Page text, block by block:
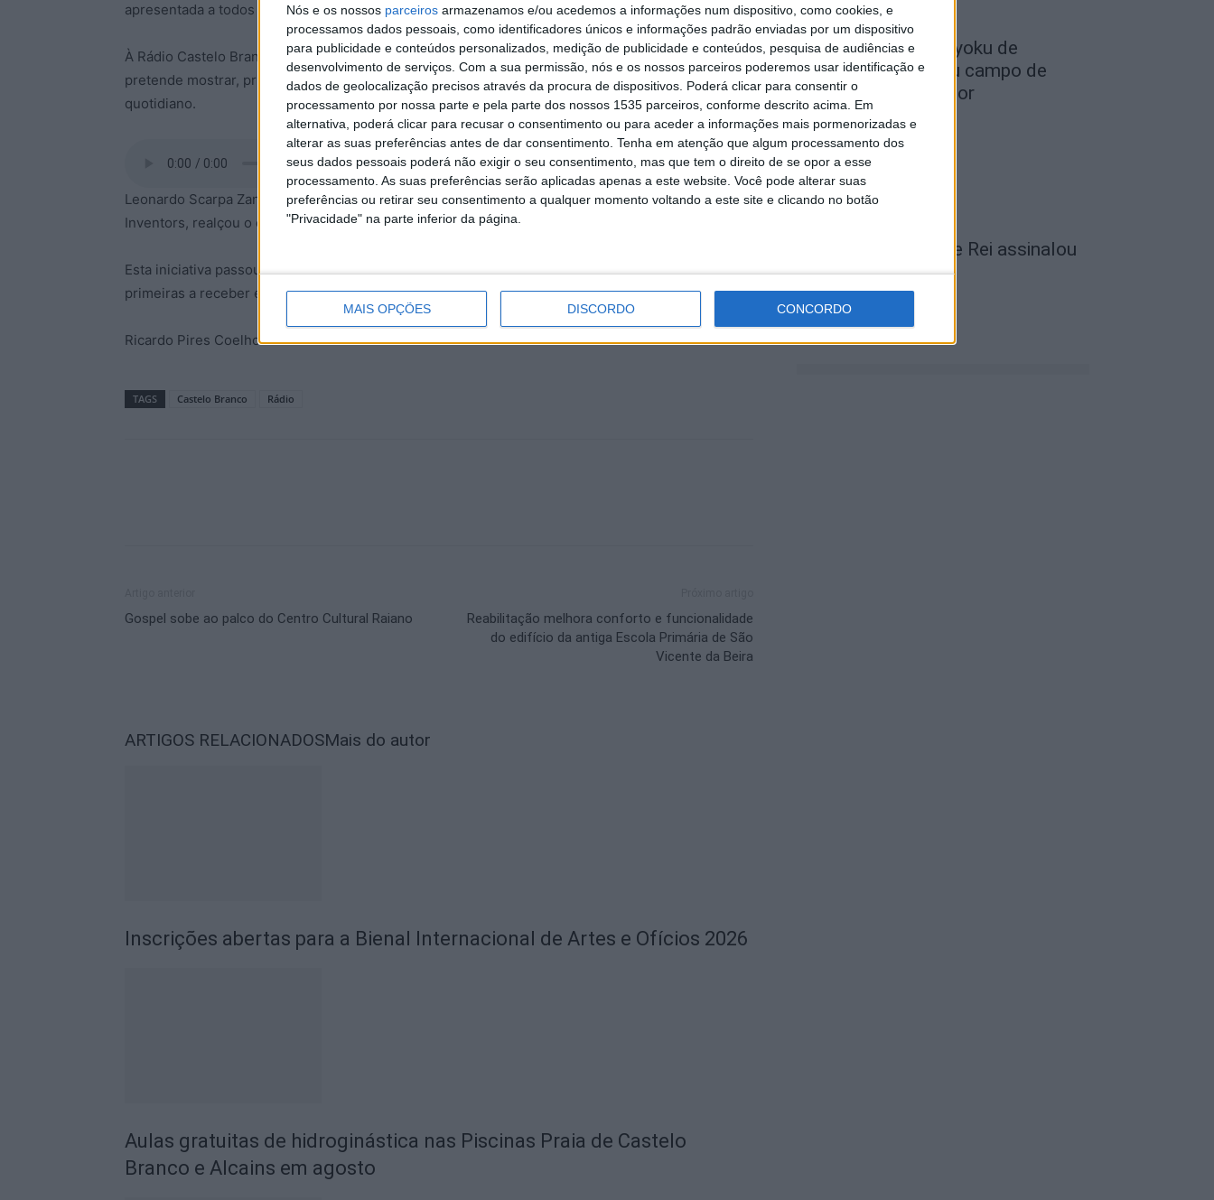
Nós e os nossos parceiros armazenamos e/ou acedemos a informações num dispositivo, como cookies, e
processamos dados pessoais, como identificadores únicos e informações padrão enviadas por um dispositivo
para publicidade e conteúdos personalizados, medição de publicidade e conteúdos, pesquisa de audiências e
desenvolvimento de serviços. Com a sua permissão, nós e os nossos parceiros poderemos usar identificação e
dados de geolocalização precisos através da procura de dispositivos. Poderá clicar para consentir o
processamento por nossa parte e pela parte dos nossos 1535 parceiros, conforme descrito acima. Em
alternativa, poderá clicar para recusar o consentimento ou para aceder a informações mais pormenorizadas e
alterar as suas preferências antes de dar consentimento. Tenha em atenção que algum processamento dos
seus dados pessoais poderá não exigir o seu consentimento, mas que tem o direito de se opor a esse
processamento. As suas preferências serão aplicadas apenas a este website. Você pode alterar suas
preferências ou retirar seu consentimento a qualquer momento voltando a este site e clicando no botão
"Privacidade" na parte inferior da página.
MAIS OPÇÕES DISCORDO CONCORDO
apresentada a todos os presentes e ouvintes, através dos rádios que construíram.
À Rádio Castelo Branco, Leonardo Scarpa Zanzini explicou que desenvolver este Campo de Férias
pretende mostrar, primeiro, como funcionada a Rádio e, segundo, a sua importância da mesma no
quotidiano.
Leonardo Scarpa Zanzini, um dos dinamizadores do Campo de Férias “Missão Rádio”, da The
Inventors, realçou o entusiasmo dos pequenos inventores e o feedback positivo à iniciativa.
Esta iniciativa passou por vários localidades do país, sendo que Castelo Branco foi uma das
primeiras a receber este projeto durante as férias escolares do Natal.
Ricardo Pires Coelho
TAGS Castelo Branco Rádio
Gospel sobe ao palco do Centro Cultural Raiano
Reabilitação melhora conforto e funcionalidade
do edifício da antiga Escola Primária de São
Vicente da Beira
ARTIGOS RELACIONADOSMais do autor
Inscrições abertas para a Bienal Internacional de Artes e Ofícios 2026
Aulas gratuitas de hidroginástica nas Piscinas Praia de Castelo
Branco e Alcains em agosto
Club Deportivo Doryoku de
Salamanca realizou campo de
férias em Penamacor
6 de Agosto, 2026
Município de Vila de Rei assinalou
Dia dos Avós